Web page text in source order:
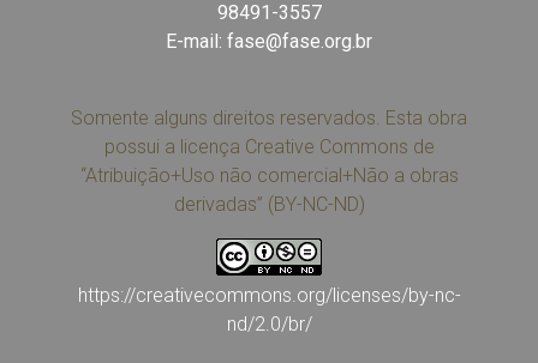
98491-3557
E-mail: fase@fase.org.br
Somente alguns direitos reservados. Esta obra
possui a licença Creative Commons de
“Atribuição+Uso não comercial+Não a obras
derivadas” (BY-NC-ND)
https://creativecommons.org/licenses/by-nc-
nd/2.0/br/